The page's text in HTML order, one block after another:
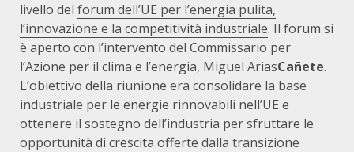
livello del forum dell’UE per l’energia pulita,
l’innovazione e la competitività industriale. Il forum si
è aperto con l’intervento del Commissario per
l’Azione per il clima e l’energia, Miguel AriasCañete.
L’obiettivo della riunione era consolidare la base
industriale per le energie rinnovabili nell’UE e
ottenere il sostegno dell’industria per sfruttare le
opportunità di crescita offerte dalla transizione